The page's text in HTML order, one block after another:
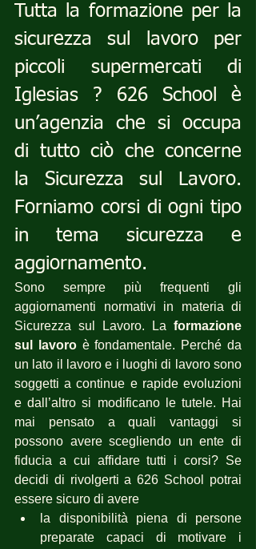
Tutta la formazione per la
sicurezza sul lavoro per
piccoli supermercati di
Iglesias ? 626 School è
un’agenzia che si occupa
di tutto ciò che concerne
la Sicurezza sul Lavoro.
Forniamo corsi di ogni tipo
in tema sicurezza e
aggiornamento.
Sono sempre più frequenti gli
aggiornamenti normativi in materia di
Sicurezza sul Lavoro. La formazione
sul lavoro è fondamentale. Perché da
un lato il lavoro e i luoghi di lavoro sono
soggetti a continue e rapide evoluzioni
e dall’altro si modificano le tutele. Hai
mai pensato a quali vantaggi si
possono avere scegliendo un ente di
fiducia a cui affidare tutti i corsi? Se
decidi di rivolgerti a 626 School potrai
essere sicuro di avere
la disponibilità piena di persone
preparate capaci di motivare i